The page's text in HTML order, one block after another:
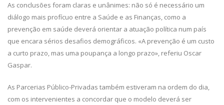
As conclusões foram claras e unânimes: não só é necessário um
diálogo mais profícuo entre a Saúde e as Finanças, como a
prevenção em saúde deverá orientar a atuação política num país
que encara sérios desafios demográficos. «A prevenção é um custo
a curto prazo, mas uma poupança a longo prazo», referiu Oscar
Gaspar.
As Parcerias Público-Privadas também estiveram na ordem do dia,
com os intervenientes a concordar que o modelo deverá ser